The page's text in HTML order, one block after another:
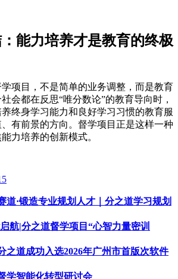
能力培养才是教育的终极
项目，不是简单的业务调整，而是教育
会都在反思“唯分数论”的教育导向时，
终身学习能力和良好学习习惯的教育服
有前景的方向。督学项目正是这样一种
力培养的创新模式。
道·锻造专业规划人才｜分之道学习规划
航|分之道督学项目“心智力量密训
之道成功入选2026年广州市首版次软件
学智能化转型研讨会